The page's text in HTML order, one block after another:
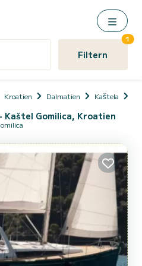
Filtern
1
Kroatien Dalmatien Kaštela
Gomilica, Kroatien